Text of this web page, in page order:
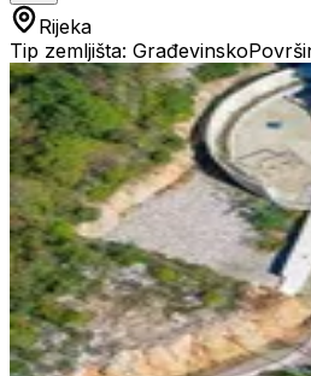
Rijeka
Tip zemljišta: Građevinsko